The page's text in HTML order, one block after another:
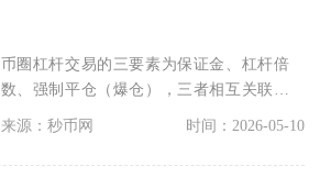
币圈杠杆交易的三要素为保证金、杠杆倍
数、强制平仓（爆仓），三者相互关联、
共同决定杠杆交易的
来源：秒币网 时间：2026-05-10